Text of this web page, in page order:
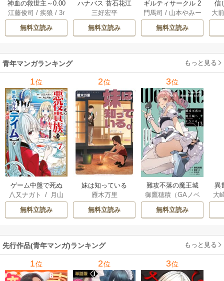
神血の救世主～0.00
000001％を引き当
て最強へ～【電子
書籍特典付】 22巻
江藤俊司 /疾狼 /3r
Studio No.9
無料立読み
ハナバス 苔石花江
のバスケ論 7巻
三好宏平
無料立読み
ギルティサークル 2
1巻
門馬司 / 山本やみー
無料立読み
信
に
の
れ
メ
大
青年マンガランキング もっと見る
1位
ゲーム中盤で死ぬ
悪役貴族に転生し
たので、外れスキ
ル【テイム】を駆
してみた
八又ナガト /
月山
可也
無料立読み
2位
妹は知っている
雁木万里
無料立読み
3位
難攻不落の魔王城
へようこそ～デバ
フは不要と勇者パ
ーティーを追い出
魔王軍の最高幹部
に迎えられる～
御鷹穂積（GAノベ
ル／SBクリエイテ
ィブ刊）/蚕堂j1
六/ユウヒ
無料立読み
異
は
大
Ａ
先行作品(青年マンガ)ランキング もっと見る
1位 2位 3位